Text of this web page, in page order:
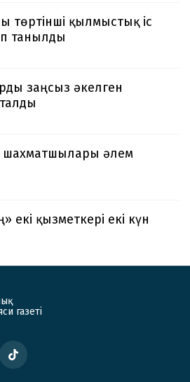
төртінші қылмыстық іс
танылды
заңсыз әкелген
шахматшылары әлем
екі қызметкері екі күн
газеті